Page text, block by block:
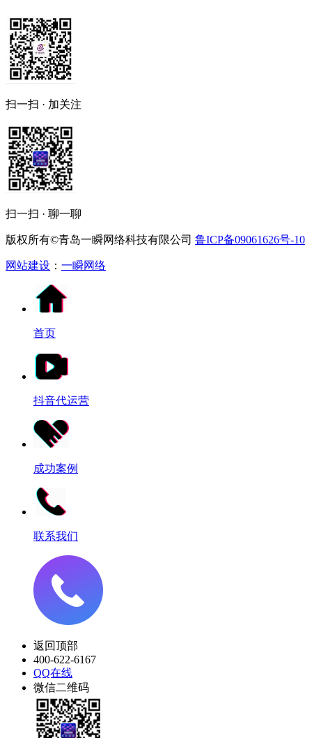
扫一扫 · 加关注
扫一扫 · 聊一聊
版权所有©青岛一瞬网络科技有限公司 鲁ICP备09061626号-10
网站建设 ： 一瞬网络
首页
抖音代运营
成功案例
联系我们
返回顶部
400-622-6167
QQ在线
微信二维码